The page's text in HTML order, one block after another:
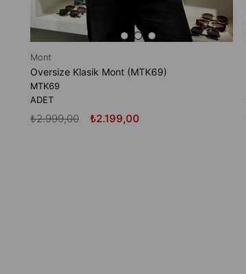
Mont
Oversize Klasik Mont (MTK69)
MTK69
ADET
₺2.199,00
₺2.999,00